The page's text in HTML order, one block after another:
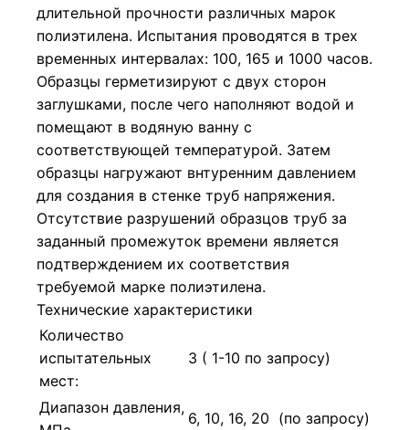
длительной прочности различных марок
полиэтилена. Испытания проводятся в трех
временных интервалах: 100, 165 и 1000 часов.
Образцы герметизируют с двух сторон
заглушками, после чего наполняют водой и
помещают в водяную ванну с
соответствующей температурой. Затем
образцы нагружают внтуренним давлением
для создания в стенке труб напряжения.
Отсутствие разрушений образцов труб за
заданный промежуток времени является
подтверждением их соответствия
требуемой марке полиэтилена.
Технические характеристики
Количество
испытательных
мест:
3 ( 1-10 по запросу)
Диапазон давления,
6, 10, 16, 20 (по запросу)